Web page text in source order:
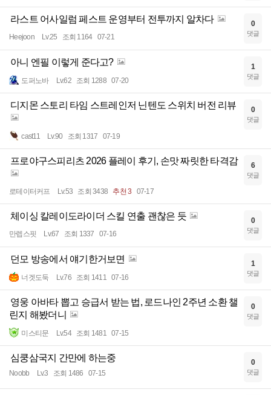
라스트 어사일럼 페스트 운영부터 전투까지 알차다
Heejoon Lv.25 조회 1164 07-21
0
댓글
아니 엔필 이렇게 준다고?
도퍼노바 Lv.62 조회 1288 07-20
1
댓글
디지몬 스토리 타임 스트레인저 닌텐도 스위치 버전 리뷰
cast11 Lv.90 조회 1317 07-19
0
댓글
프로야구스피리츠 2026 플레이 후기, 손맛 짜릿한 타격감
로테이터커프 Lv.53 조회 3438 추천 3 07-17
6
댓글
체이싱 칼레이도라이더 스킬 연출 괜찮은 듯
만렙스핏 Lv.67 조회 1337 07-16
0
댓글
던모 방송에서 얘기한거보면
너겟도둑 Lv.76 조회 1411 07-16
1
댓글
영웅 아바타 뽑고 승급서 받는 법, 로드나인 2주년 소환 챌
린지 해봤더니
미스티문 Lv.54 조회 1481 07-15
0
댓글
심쿵삼국지 간만에 하는중
Noobb Lv.3 조회 1486 07-15
0
댓글